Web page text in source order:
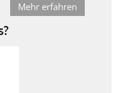
Mehr erfahren